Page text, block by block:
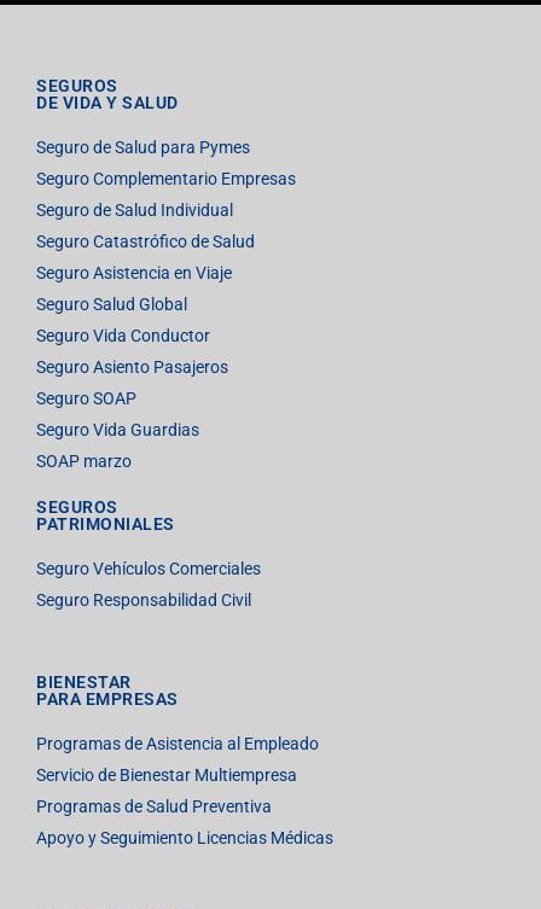
SEGUROS
DE VIDA Y SALUD
Seguro de Salud para Pymes
Seguro Complementario Empresas
Seguro de Salud Individual
Seguro Catastrófico de Salud
Seguro Asistencia en Viaje
Seguro Salud Global
Seguro Vida Conductor
Seguro Asiento Pasajeros
Seguro SOAP
Seguro Vida Guardias
SOAP marzo
SEGUROS
PATRIMONIALES
Seguro Vehículos Comerciales
Seguro Responsabilidad Civil
BIENESTAR
PARA EMPRESAS
Programas de Asistencia al Empleado
Servicio de Bienestar Multiempresa
Programas de Salud Preventiva
Apoyo y Seguimiento Licencias Médicas